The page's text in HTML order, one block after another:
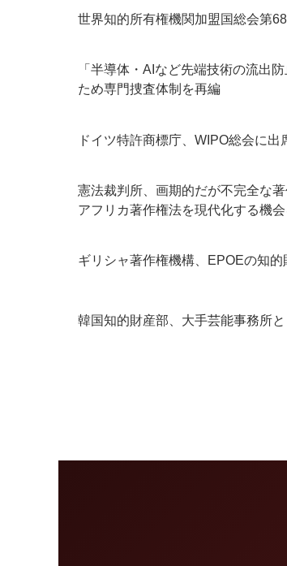
世界知的所有権機関加盟国総会第
「半導体・AIなど先端技術の流
ため専門捜査体制を再編
ドイツ特許商標庁、WIPO総会に出
憲法裁判所、画期的だが不完全な
アフリカ著作権法を現代化する機
ギリシャ著作権機構、EPOEの知
韓国知的財産部、大手芸能事務所